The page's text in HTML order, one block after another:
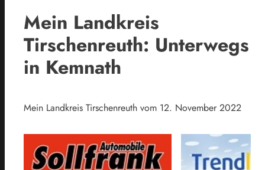
Mein Landkreis
Tirschenreuth: Unterwegs
in Kemnath
Mein Landkreis Tirschenreuth vom 12. November 2022